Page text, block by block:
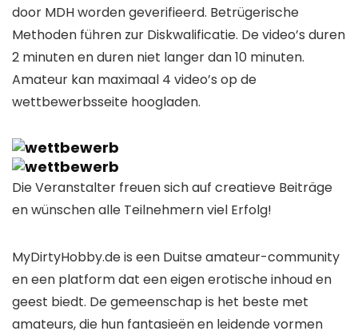
door MDH worden geverifieerd. Betrügerische
Methoden führen zur Diskwalificatie. De video’s duren
2 minuten en duren niet langer dan 10 minuten.
Amateur kan maximaal 4 video’s op de
wettbewerbsseite hoogladen.
Die Veranstalter freuen sich auf creatieve Beiträge
en wünschen alle Teilnehmern viel Erfolg!
MyDirtyHobby.de is een Duitse amateur-community
en een platform dat een eigen erotische inhoud en
geest biedt. De gemeenschap is het beste met
amateurs, die hun fantasieën en leidende vormen